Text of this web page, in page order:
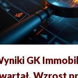
GK
Wzrost